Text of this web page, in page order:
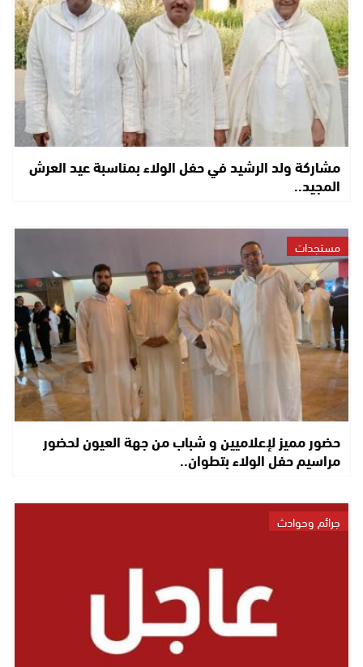
مشاركة ولد الرشيد في حفل الولاء بمناسبة عيد العرش
المجيد..
مستجدات
حضور مميز لإعلاميين و شباب من جهة العيون لحضور
مراسيم حفل الولاء بتطوان..
جرائم وحوادث